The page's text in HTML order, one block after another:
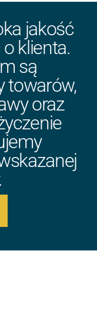
jakość
klienta.
są
towarów,
oraz